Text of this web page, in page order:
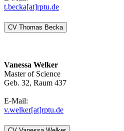
t.becka[at]rptu.de
CV Thomas Becka
Vanessa Welker
Master of Science
Geb. 32, Raum 437
E-Mail:
v.welker[at]rptu.de